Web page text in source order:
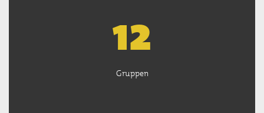
13
Gruppen